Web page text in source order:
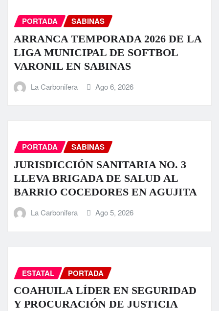
PORTADA SABINAS
ARRANCA TEMPORADA 2026 DE LA
LIGA MUNICIPAL DE SOFTBOL
VARONIL EN SABINAS
La Carbonifera Ago 6, 2026
PORTADA SABINAS
JURISDICCIÓN SANITARIA NO. 3
LLEVA BRIGADA DE SALUD AL
BARRIO COCEDORES EN AGUJITA
La Carbonifera Ago 5, 2026
ESTATAL PORTADA
COAHUILA LÍDER EN SEGURIDAD
Y PROCURACIÓN DE JUSTICIA